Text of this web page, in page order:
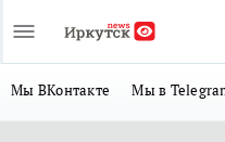
Мы ВКонтакте Мы в